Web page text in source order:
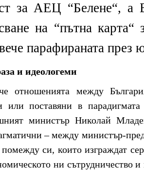
за АЕЦ “Белене“, а
на “пътна карта“
парафираната
и идеологеми
отношенията между
или поставяни в
министър Николай
– между министър-
си, които изграждат
ни сътрудничество